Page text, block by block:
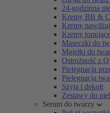
24-godzinna
Kremy BB &
Kremy
Kremy tonujące
Maseczki do
Mgiełki do
Ostrożność z
Pielęgnacja
Pielęgnacja
Szyja i dekolt
Zestawy do
Serum do twarzy